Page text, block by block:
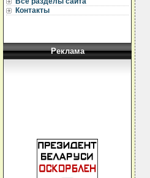
Контакты
Реклама